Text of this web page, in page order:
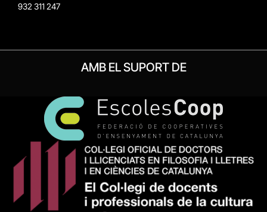
932 311 247
AMB EL SUPORT DE